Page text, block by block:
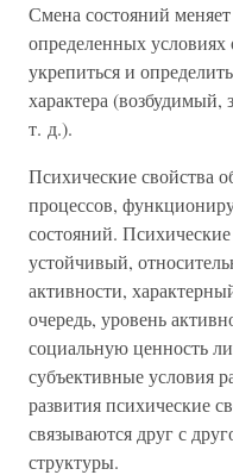
Смена состояний
определенных
укрепиться и
характера
т. д.).
Психические свойства
процессов,
состояний.
устойчивый,
активности,
очередь, уровень
социальную ценность
субъективные условия
развития психические
связываются друг с
структуры.